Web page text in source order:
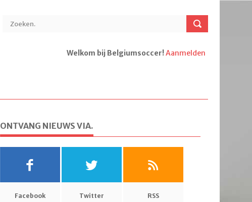
Welkom bij Belgiumsoccer!Aanmelden
ONTVANG NIEUWS VIA.
Facebook Twitter RSS